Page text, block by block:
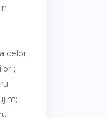
celor
;